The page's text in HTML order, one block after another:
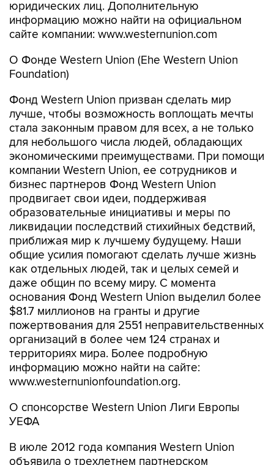
юридических лиц. Дополнительную
информацию можно найти на официальном
сайте компании: www.westernunion.com
О Фонде Western Union (Еhe Western Union
Foundation)
Фонд Western Union призван сделать мир
лучше, чтобы возможность воплощать мечты
стала законным правом для всех, а не только
для небольшого числа людей, обладающих
экономическими преимуществами. При помощи
компании Western Union, ее сотрудников и
бизнес партнеров Фонд Western Union
продвигает свои идеи, поддерживая
образовательные инициативы и меры по
ликвидации последствий стихийных бедствий,
приближая мир к лучшему будущему. Наши
общие усилия помогают сделать лучше жизнь
как отдельных людей, так и целых семей и
даже общин по всему миру. С момента
основания Фонд Western Union выделил более
$81.7 миллионов на гранты и другие
пожертвования для 2551 неправительственных
организаций в более чем 124 странах и
территориях мира. Более подробную
информацию можно найти на сайте:
www.westernunionfoundation.org.
О спонсорстве Western Union Лиги Европы
УЕФА
В июле 2012 года компания Western Union
объявила о трехлетнем партнерском